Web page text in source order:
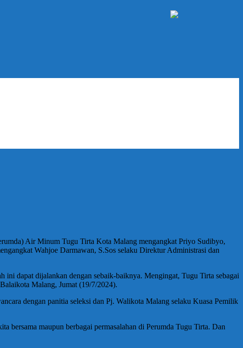
Air Minum Tugu Tirta Kota Malang mengangkat Priyo Sudibyo,
Wahjoe Darmawan, S.Sos selaku Direktur Administrasi dan
ini dapat dijalankan dengan sebaik-baiknya. Mengingat, Tugu Tirta sebagai
Malang, Jumat (19/7/2024).
dengan panitia seleksi dan Pj. Walikota Malang selaku Kuasa Pemilik
bersama maupun berbagai permasalahan di Perumda Tugu Tirta. Dan